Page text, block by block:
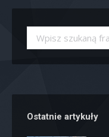
Szukaj:
Ostatnie artykuły